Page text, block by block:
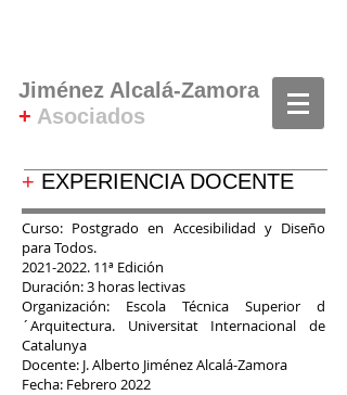
Jiménez Alcalá-Zamora
+ Asociados
+ EXPERIENCIA DOCENTE
Curso: Postgrado en Accesibilidad y Diseño
para Todos.
2021-2022. 11ª Edición
Duración: 3 horas lectivas
Organización: Escola Técnica Superior d
´Arquitectura. Universitat Internacional de
Catalunya
Docente: J. Alberto Jiménez Alcalá-Zamora
Fecha: Febrero 2022